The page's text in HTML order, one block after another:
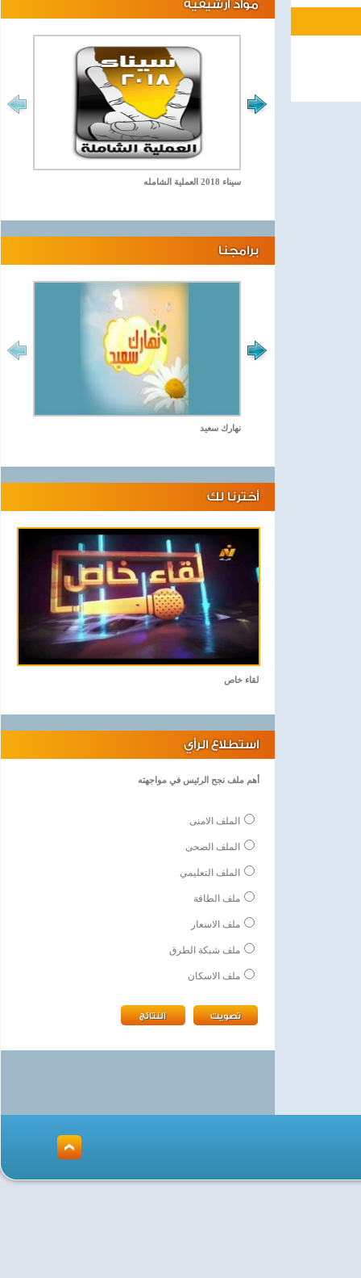
مواد ارشيفيه
سيناء 2018 العملية الشامله
برامجنا
نهارك سعيد
أخترنا لك
لقاء خاص
استطلاع الرأي
أهم ملف نجح الرئيس في مواجهته
الملف الامنى
الملف الصحى
الملف التعليمي
ملف الطاقة
ملف الاسعار
ملف شبكة الطرق
ملف الاسكان